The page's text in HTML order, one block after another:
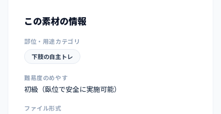
この素材の情報
部位・用途カテゴリ
下肢の自主トレ
難易度のめやす
初級（臥位で安全に実施可能）
ファイル形式